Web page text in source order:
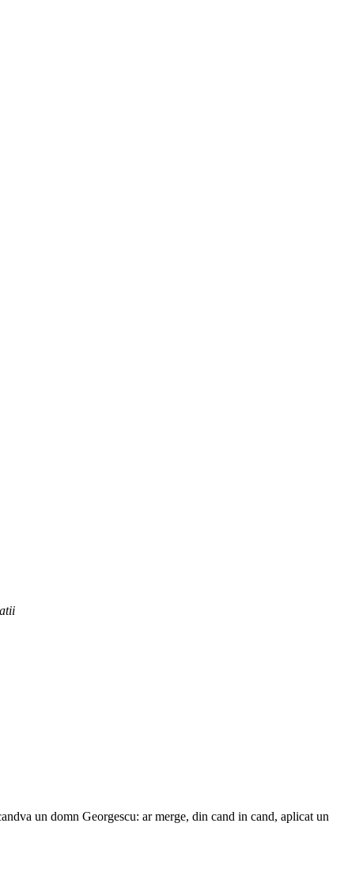
un domn Georgescu: ar merge, din cand in cand, aplicat un